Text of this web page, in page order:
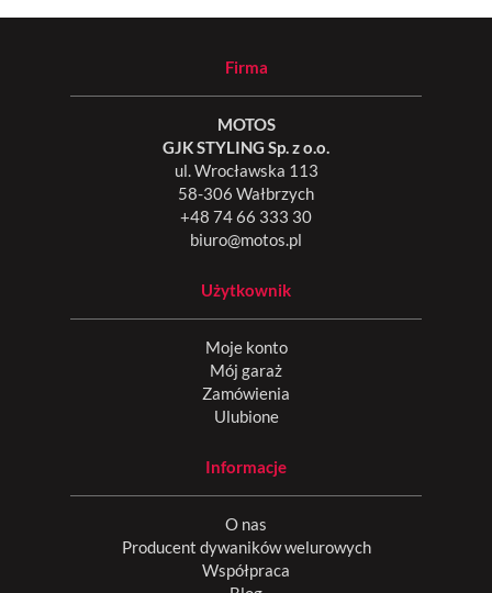
Firma
MOTOS
GJK STYLING Sp. z o.o.
ul. Wrocławska 113
58-306 Wałbrzych
+48 74 66 333 30
biuro@motos.pl
Użytkownik
Moje konto
Mój garaż
Zamówienia
Ulubione
Informacje
O nas
Producent dywaników welurowych
Współpraca